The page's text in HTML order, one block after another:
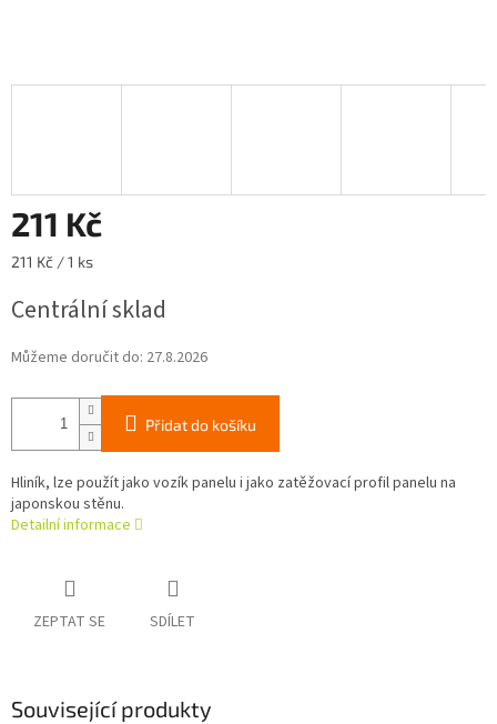
211 Kč
Měrná
211 Kč / 1 ks
Centrální sklad
Můžeme doručit do: 27.8.2026
Přidat do košíku
Hliník, lze použít jako vozík panelu i jako zatěžovací profil panelu na
japonskou stěnu.
Detailní informace
ZEPTAT SE SDÍLET
Související produkty